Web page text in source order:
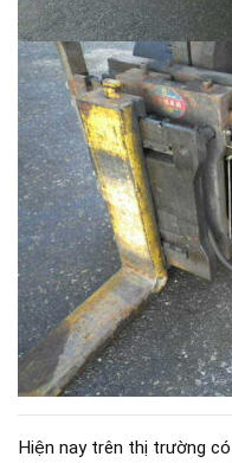
Hiện nay trên thị trường